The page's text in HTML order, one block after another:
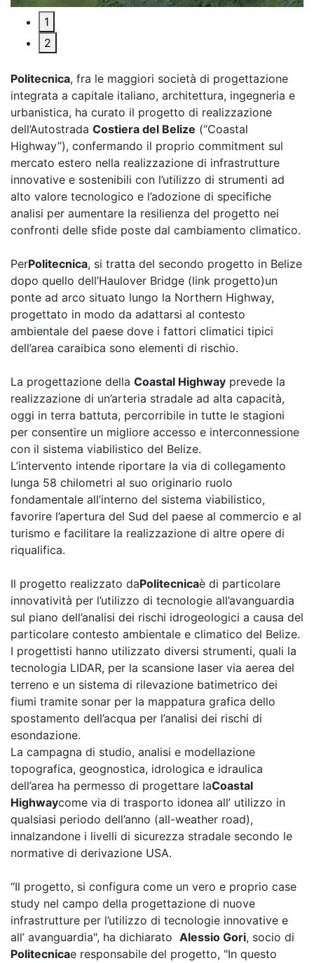
1
2
Politecnica, fra le maggiori società di progettazione
integrata a capitale italiano, architettura, ingegneria e
urbanistica, ha curato il progetto di realizzazione
dell’Autostrada Costiera del Belize (“Coastal
Highway”), confermando il proprio commitment sul
mercato estero nella realizzazione di infrastrutture
innovative e sostenibili con l’utilizzo di strumenti ad
alto valore tecnologico e l’adozione di specifiche
analisi per aumentare la resilienza del progetto nei
confronti delle sfide poste dal cambiamento climatico.
PerPolitecnica, si tratta del secondo progetto in Belize
dopo quello dell’Haulover Bridge (link progetto)un
ponte ad arco situato lungo la Northern Highway,
progettato in modo da adattarsi al contesto
ambientale del paese dove i fattori climatici tipici
dell’area caraibica sono elementi di rischio.
La progettazione della Coastal Highway prevede la
realizzazione di un’arteria stradale ad alta capacità,
oggi in terra battuta, percorribile in tutte le stagioni
per consentire un migliore accesso e interconnessione
con il sistema viabilistico del Belize.
L’intervento intende riportare la via di collegamento
lunga 58 chilometri al suo originario ruolo
fondamentale all’interno del sistema viabilistico,
favorire l’apertura del Sud del paese al commercio e al
turismo e facilitare la realizzazione di altre opere di
riqualifica.
Il progetto realizzato daPolitecnicaè di particolare
innovatività per l’utilizzo di tecnologie all’avanguardia
sul piano dell’analisi dei rischi idrogeologici a causa del
particolare contesto ambientale e climatico del Belize.
I progettisti hanno utilizzato diversi strumenti, quali la
tecnologia LIDAR, per la scansione laser via aerea del
terreno e un sistema di rilevazione batimetrico dei
fiumi tramite sonar per la mappatura grafica dello
spostamento dell’acqua per l’analisi dei rischi di
esondazione.
La campagna di studio, analisi e modellazione
topografica, geognostica, idrologica e idraulica
dell’area ha permesso di progettare laCoastal
Highwaycome via di trasporto idonea all’ utilizzo in
qualsiasi periodo dell’anno (all-weather road),
innalzandone i livelli di sicurezza stradale secondo le
normative di derivazione USA.
“Il progetto, si configura come un vero e proprio case
study nel campo della progettazione di nuove
infrastrutture per l’utilizzo di tecnologie innovative e
all’ avanguardia", ha dichiarato Alessio Gori, socio di
Politecnicae responsabile del progetto, "In questo